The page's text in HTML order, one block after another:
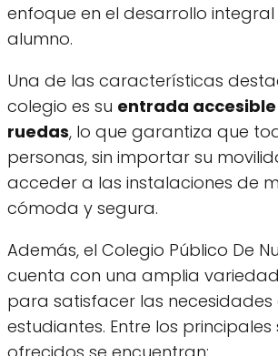
enfoque en el desarrollo
alumno.
Una de las características
colegio es su entrada
ruedas, lo que garantiza que
personas, sin importar su
acceder a las instalaciones de
cómoda y segura.
Además, el Colegio Público De
cuenta con una amplia
para satisfacer las necesidades
estudiantes. Entre los principales